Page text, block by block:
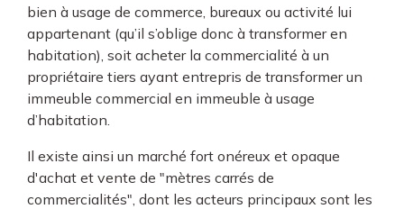
bien à usage de commerce, bureaux ou activité lui
appartenant (qu’il s’oblige donc à transformer en
habitation), soit acheter la commercialité à un
propriétaire tiers ayant entrepris de transformer un
immeuble commercial en immeuble à usage
d’habitation.
Il existe ainsi un marché fort onéreux et opaque
d'achat et vente de "mètres carrés de
commercialités", dont les acteurs principaux sont les